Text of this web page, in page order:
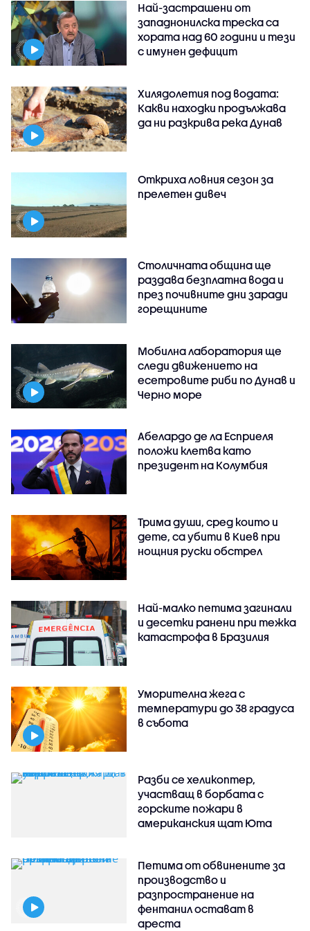
Най-застрашени от
западнонилска треска са
хората над 60 години и тези
с имунен дефицит
Хилядолетия под водата:
Какви находки продължава
да ни разкрива река Дунав
Откриха ловния сезон за
прелетен дивеч
Столичната община ще
раздава безплатна вода и
през почивните дни заради
горещините
Мобилна лаборатория ще
следи движението на
есетровите риби по Дунав и
Черно море
Абелардо де ла Есприеля
положи клетва като
президент на Колумбия
Трима души, сред които и
дете, са убити в Киев при
нощния руски обстрел
Най-малко петима загинали
и десетки ранени при тежка
катастрофа в Бразилия
Уморителна жега с
температури до 38 градуса
в събота
Разби се хеликоптер,
участващ в борбата с
горските пожари в
американския щат Юта
Петима от обвинените за
производство и
разпространение на
фентанил остават в
ареста